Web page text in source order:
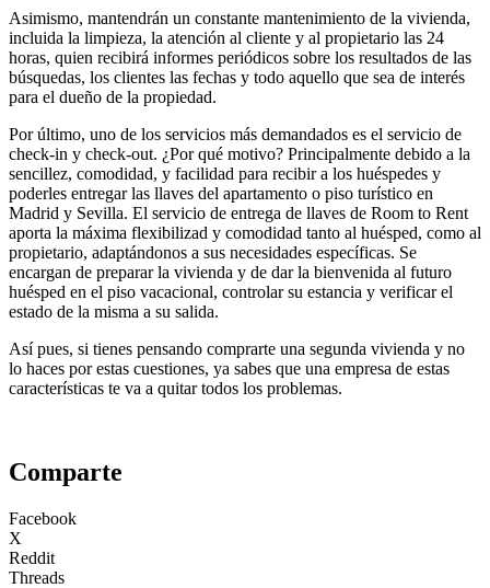
Asimismo, mantendrán un constante mantenimiento de la vivienda,
incluida la limpieza, la atención al cliente y al propietario las 24
horas, quien recibirá informes periódicos sobre los resultados de las
búsquedas, los clientes las fechas y todo aquello que sea de interés
para el dueño de la propiedad.
Por último, uno de los servicios más demandados es el servicio de
check-in y check-out. ¿Por qué motivo? Principalmente debido a la
sencillez, comodidad, y facilidad para recibir a los huéspedes y
poderles entregar las llaves del apartamento o piso turístico en
Madrid y Sevilla. El servicio de entrega de llaves de Room to Rent
aporta la máxima flexibilizad y comodidad tanto al huésped, como al
propietario, adaptándonos a sus necesidades específicas. Se
encargan de preparar la vivienda y de dar la bienvenida al futuro
huésped en el piso vacacional, controlar su estancia y verificar el
estado de la misma a su salida.
Así pues, si tienes pensando comprarte una segunda vivienda y no
lo haces por estas cuestiones, ya sabes que una empresa de estas
características te va a quitar todos los problemas.
Comparte
Facebook
X
Reddit
Threads